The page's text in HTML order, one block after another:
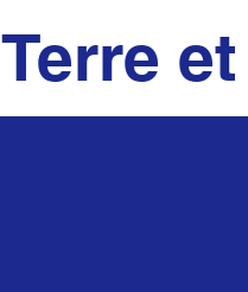
Terre